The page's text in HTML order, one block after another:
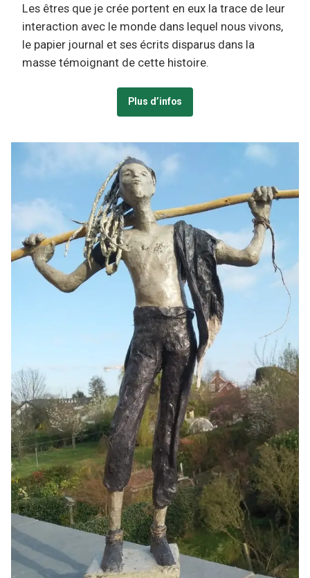
Les êtres que je crée portent en eux la trace de leur
interaction avec le monde dans lequel nous vivons,
le papier journal et ses écrits disparus dans la
masse témoignant de cette histoire.
Plus d’infos